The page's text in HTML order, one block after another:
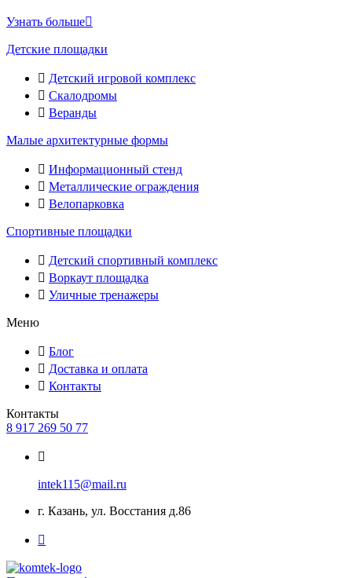
Узнать больше
Детские площадки
Детский игровой комплекс
Скалодромы
Веранды
Малые архитектурные формы
Информационный стенд
Металлические ограждения
Велопарковка
Спортивные площадки
Детский спортивный комплекс
Воркаут площадка
Уличные тренажеры
Меню
Блог
Доставка и оплата
Контакты
Контакты
8 917 269 50 77
intek115@mail.ru
г. Казань, ул. Восстания д.86